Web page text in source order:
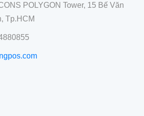
POLYGON Tower, 15 Bế Văn
Tp.HCM